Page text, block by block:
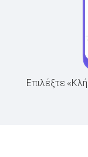
Επιλέξτε